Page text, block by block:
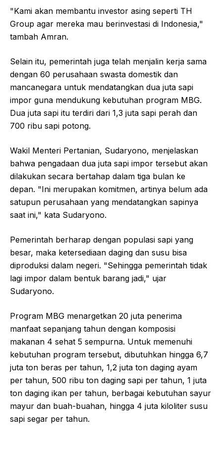
"Kami akan membantu investor asing seperti TH
Group agar mereka mau berinvestasi di Indonesia,"
tambah Amran.
Selain itu, pemerintah juga telah menjalin kerja sama
dengan 60 perusahaan swasta domestik dan
mancanegara untuk mendatangkan dua juta sapi
impor guna mendukung kebutuhan program MBG.
Dua juta sapi itu terdiri dari 1,3 juta sapi perah dan
700 ribu sapi potong.
Wakil Menteri Pertanian, Sudaryono, menjelaskan
bahwa pengadaan dua juta sapi impor tersebut akan
dilakukan secara bertahap dalam tiga bulan ke
depan. "Ini merupakan komitmen, artinya belum ada
satupun perusahaan yang mendatangkan sapinya
saat ini," kata Sudaryono.
Pemerintah berharap dengan populasi sapi yang
besar, maka ketersediaan daging dan susu bisa
diproduksi dalam negeri. "Sehingga pemerintah tidak
lagi impor dalam bentuk barang jadi," ujar
Sudaryono.
Program MBG menargetkan 20 juta penerima
manfaat sepanjang tahun dengan komposisi
makanan 4 sehat 5 sempurna. Untuk memenuhi
kebutuhan program tersebut, dibutuhkan hingga 6,7
juta ton beras per tahun, 1,2 juta ton daging ayam
per tahun, 500 ribu ton daging sapi per tahun, 1 juta
ton daging ikan per tahun, berbagai kebutuhan sayur
mayur dan buah-buahan, hingga 4 juta kiloliter susu
sapi segar per tahun.